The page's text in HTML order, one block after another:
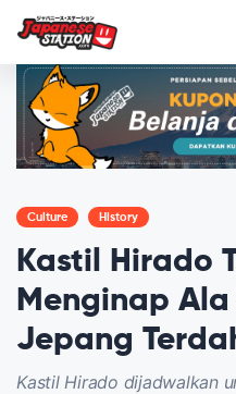
Culture History
Kastil Hirado
Menginap
Jepang
Kastil Hirado dijadwalkan